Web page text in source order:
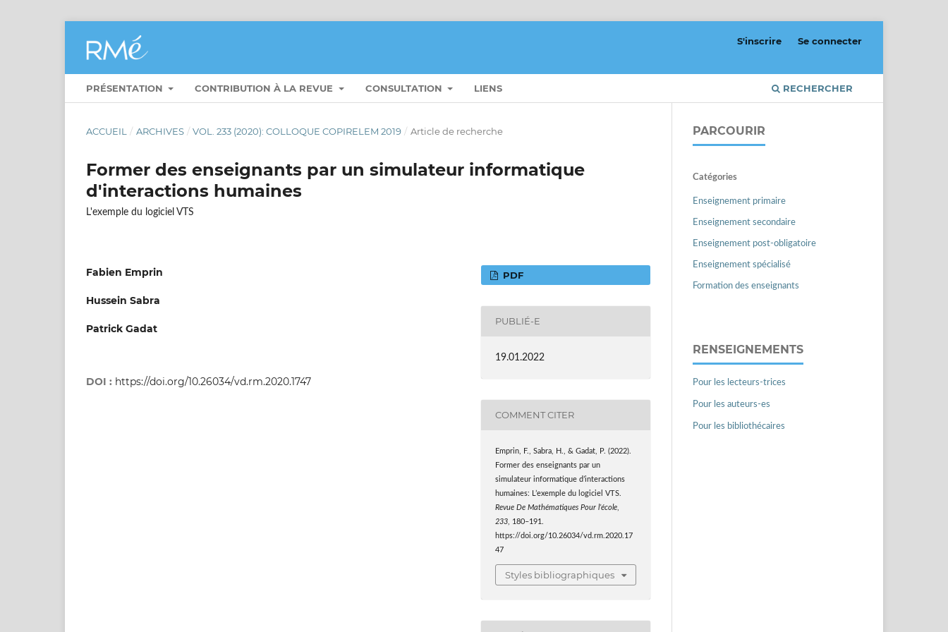
PRÉSENTATION CONTRIBUTION À LA REVUE CONSULTATION LIENS RECHERCHER
S'inscrire Se connecter
ACCUEIL / ARCHIVES / VOL. 233 (2020): COLLOQUE COPIRELEM 2019 / Article de recherche
Former des enseignants par un simulateur informatique
d'interactions humaines
L'exemple du logiciel VTS
Fabien Emprin
Hussein Sabra
Patrick Gadat
DOI : https://doi.org/10.26034/vd.rm.2020.1747
PDF
PUBLIÉ-E
19.01.2022
COMMENT CITER
Emprin, F., Sabra, H., & Gadat, P. (2022).
Former des enseignants par un
simulateur informatique d’interactions
humaines: L’exemple du logiciel VTS.
Revue De Mathématiques Pour l’école
233 , 180–191.
https://doi.org/10.26034/vd.rm.2020.17
47
Styles bibliographiques
PARCOURIR
Catégories
Enseignement primaire
Enseignement secondaire
Enseignement post-obligatoire
Enseignement spécialisé
Formation des enseignants
RENSEIGNEMENTS
Pour les lecteurs-trices
Pour les auteurs-es
Pour les bibliothécaires